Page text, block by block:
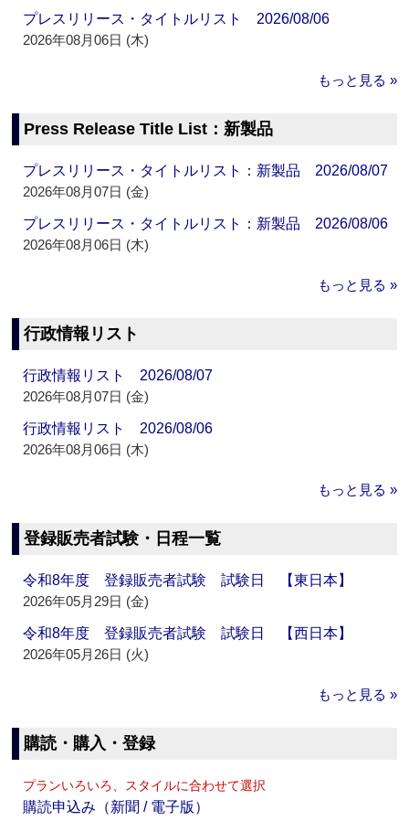
プレスリリース・タイトルリスト 2026/08/06
2026年08月06日 (木)
もっと見る »
Press Release Title List：新製品
プレスリリース・タイトルリスト：新製品 2026/08/07
2026年08月07日 (金)
プレスリリース・タイトルリスト：新製品 2026/08/06
2026年08月06日 (木)
もっと見る »
行政情報リスト
行政情報リスト 2026/08/07
2026年08月07日 (金)
行政情報リスト 2026/08/06
2026年08月06日 (木)
もっと見る »
登録販売者試験・日程一覧
令和8年度 登録販売者試験 試験日 【東日本】
2026年05月29日 (金)
令和8年度 登録販売者試験 試験日 【西日本】
2026年05月26日 (火)
もっと見る »
購読・購入・登録
プランいろいろ、スタイルに合わせて選択
購読申込み（新聞 / 電子版）